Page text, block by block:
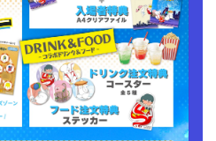
を
増
や
す